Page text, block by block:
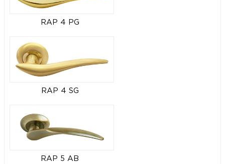
RAP 4 PG
RAP 4 SG
RAP 5 AB